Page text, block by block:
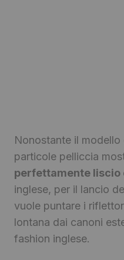
Nonostante il
particole pelliccia
perfettamente liscio
inglese, per il lancio
vuole puntare i
lontana dai canoni
fashion inglese.